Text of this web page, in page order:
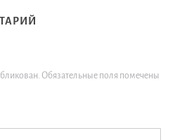
Обязательные поля помечены